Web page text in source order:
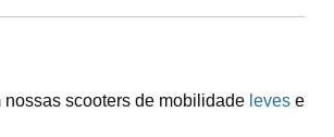
scooters de mobilidade levese